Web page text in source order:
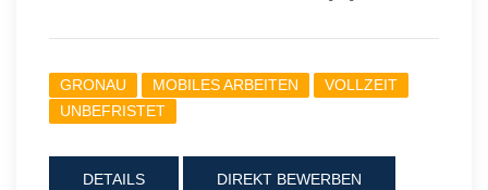
GRONAU MOBILES ARBEITEN
VOLLZEIT
UNBEFRISTET
DETAILS DIREKT BEWERBEN